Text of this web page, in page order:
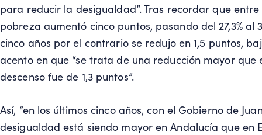
para reducir la desigualdad”. Tras recordar que
pobreza aumentó cinco puntos, pasando del 27,3% al
cinco años por el contrario se redujo en 1,5 puntos,
acento en que “se trata de una reducción mayor que
descenso fue de 1,3 puntos”.
Así, “en los últimos cinco años, con el Gobierno de
desigualdad está siendo mayor en Andalucía que en